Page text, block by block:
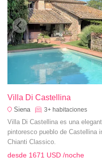
Villa Di Castellina
Siena 3+ habitaciones
Villa Di Castellina es una
pintoresco pueblo de Castellina
Chianti Classico.
desde 1671 USD /noche